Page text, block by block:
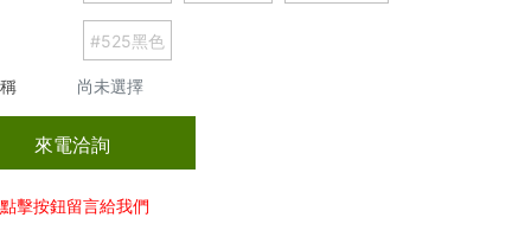
#525黑色
尚未選擇
來電洽詢
擊按鈕留言給我們